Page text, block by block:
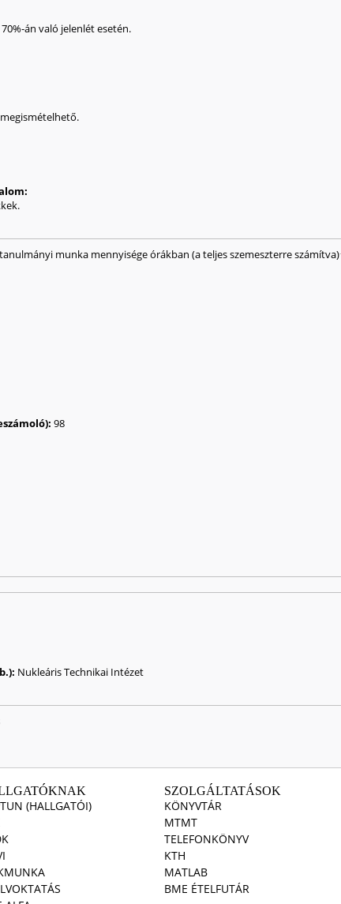
án való jelenlét esetén.
munka mennyisége órákban (a teljes szemeszterre számítva)
98
Nukleáris Technikai Intézet
(HALLGATÓI)
SZOLGÁLTATÁSOK
KÖNYVTÁR
MTMT
TELEFONKÖNYV
KTH
MATLAB
BME ÉTELFUTÁR